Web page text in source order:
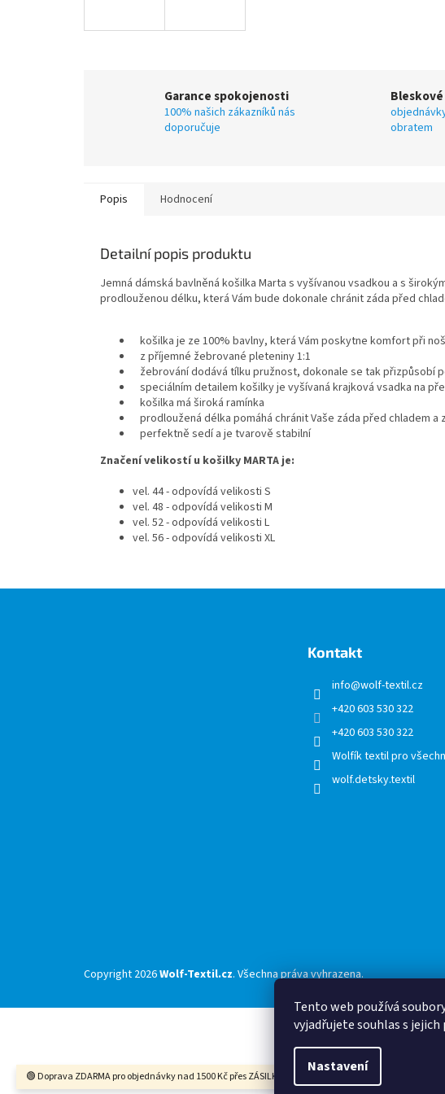
Tento web používá
vyjadřujete souhlas s
Nastavení
🟢 Doprava ZDARMA pro objednávky nad 1500 Kč přes ZÁSILKOVNU 🟢
Garance spokojenosti
100% našich zákazníků nás
doporučuje
obratem
Popis Hodnocení
Detailní popis produktu
Jemná dámská bavlněná košilka Marta s vyšívanou vsadkou a s
prodlouženou délku, která Vám bude dokonale chránit záda před
košilka je ze 100% bavlny, která Vám poskytne komfort při
z příjemné žebrované pleteniny 1:1
žebrování dodává tílku pružnost, dokonale se tak přizpůsobí
speciálním detailem košilky je vyšívaná krajková vsadka na
košilka má široká ramínka
prodloužená délka pomáhá chránit Vaše záda před chladem
perfektně sedí a je tvarově stabilní
Značení velikostí u košilky MARTA je:
vel. 44 - odpovídá velikosti S
vel. 48 - odpovídá velikosti M
vel. 52 - odpovídá velikosti L
vel. 56 - odpovídá velikosti XL
Kontakt
info@wolf-textil.cz
+420 603 530 322
+420 603 530 322
Wolfík textil pro
wolf.detsky.textil
Copyright 2026Wolf-Textil.cz. Všechna práva vyhrazena.